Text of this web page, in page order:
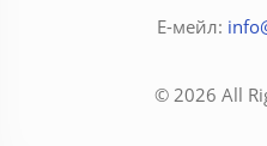
Е-мейл:
© 2026 All